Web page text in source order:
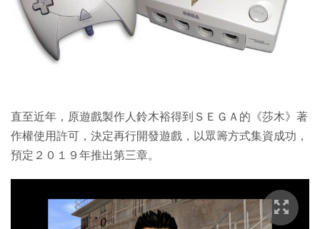
直至近年，原遊戲製作人鈴木裕得到ＳＥＧＡ的《莎木》著
作權使用許可，決定再行開發遊戲，以眾籌方式集資成功，
預定２０１９年推出第三章。